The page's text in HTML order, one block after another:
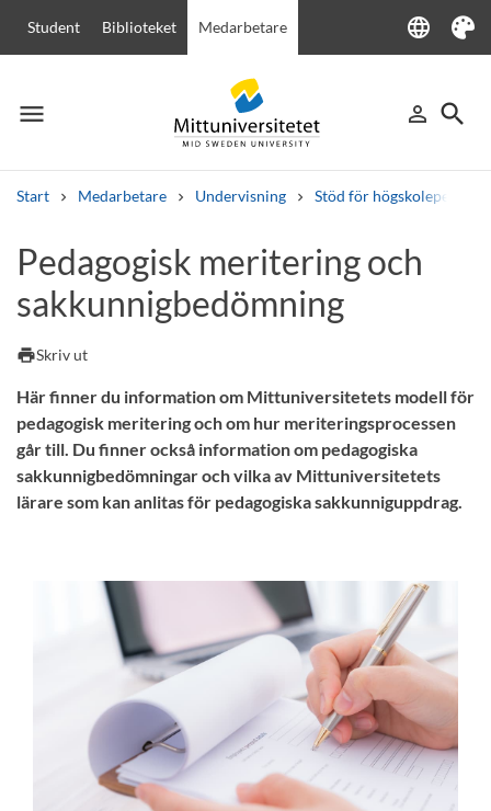
Student Biblioteket Medarbetare language
Language
Tema
menu
Meny person_outline
Logga in
search
Sök
Start Medarbetare Undervisning Stöd för
Andra söktjänster
Kurser och programKursplanerVälkomstbrev
Pedagogisk meritering och
sakkunnigbedömning
printSkriv ut
Här finner du information om Mittuniversitetets modell för
pedagogisk meritering och om hur meriteringsprocessen
går till. Du finner också information om pedagogiska
sakkunnigbedömningar och vilka av Mittuniversitetets
lärare som kan anlitas för pedagogiska sakkunniguppdrag.